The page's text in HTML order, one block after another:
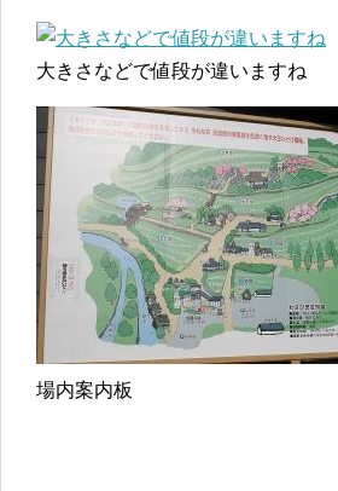
大きさなどで値段が違いますね
場内案内板